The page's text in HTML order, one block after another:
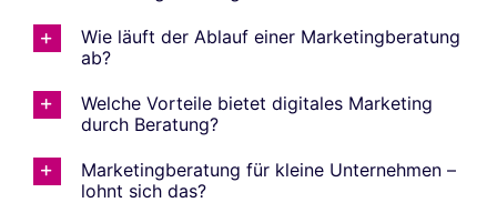
Wie läuft der Ablauf einer Marketingberatung
ab?
Welche Vorteile bietet digitales Marketing
durch Beratung?
Marketingberatung für kleine Unternehmen –
lohnt sich das?